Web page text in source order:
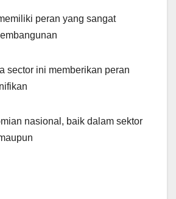
peran yang sangat
sector ini memberikan peran
nasional, baik dalam sektor